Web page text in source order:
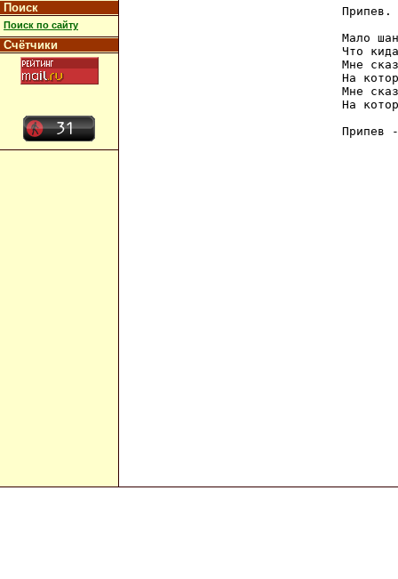
Поиск
Поиск по сайту
Счётчики
Припев.
Мало
Что
Мне
На
Мне
На